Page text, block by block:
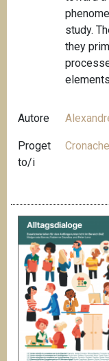
study.
they
Autore
Proget
to/i